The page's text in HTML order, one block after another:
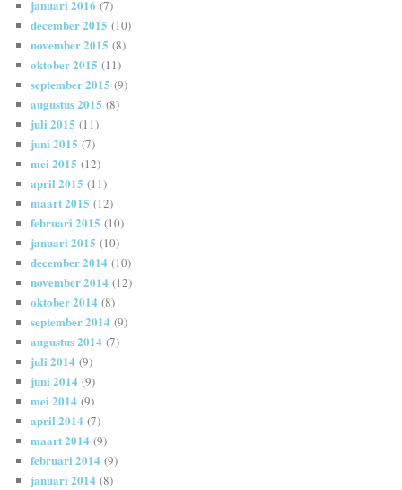
januari 2016 (7)
december 2015 (10)
november 2015 (8)
oktober 2015 (11)
september 2015 (9)
augustus 2015 (8)
juli 2015 (11)
juni 2015 (7)
mei 2015 (12)
april 2015 (11)
maart 2015 (12)
februari 2015 (10)
januari 2015 (10)
december 2014 (10)
november 2014 (12)
oktober 2014 (8)
september 2014 (9)
augustus 2014 (7)
juli 2014 (9)
juni 2014 (9)
mei 2014 (9)
april 2014 (7)
maart 2014 (9)
februari 2014 (9)
januari 2014 (8)